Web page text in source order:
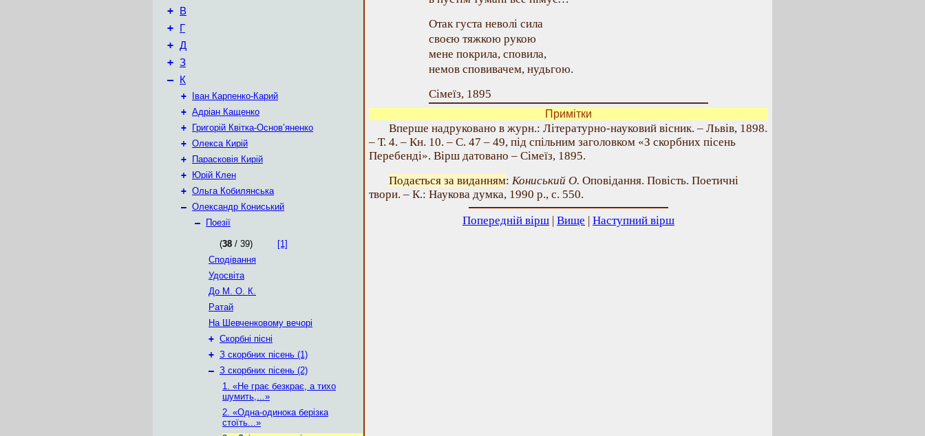
+ В
+ Г
+ Д
+ З
– К
+
Іван Карпенко-Карий
+ Адріан Кащенко
+
Григорій Квітка-Основ’яненко
+ Олекса Кирій
+
Парасковія Кирій
+
Юрій Клен
+ Ольга Кобилянська
– Олександр Кониський
–
Поезії
(38 / 39)
[1]
Сподівання
Удосвіта
До М. О. К.
Ратай
На Шевченковому вечорі
+ Скорбні пісні
+ З скорбних пісень (1)
– З скорбних пісень (2)
1. «Не грає безкрає, а тихо
шумить,...»
2. «Одна-одинока берізка
стоїть...»
Отак густа неволі сила
своєю тяжкою рукою
мене покрила, сповила,
немов сповивачем, нудьгою.
Сімеїз, 1895
Примітки
Вперше надруковано в журн.: Літературно-науковий вісник. – Львів, 1898.
– Т. 4. – Кн. 10. – С. 47 – 49, під спільним заголовком «З скорбних пісень
Перебенді». Вірш датовано – Сімеїз, 1895.
Подається за виданням: Кониський О. Оповідання. Повість. Поетичні
твори. – К.: Наукова думка, 1990 р., с. 550.
Попередній вірш | Вище | Наступний вірш